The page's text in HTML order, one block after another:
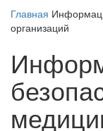
Главная
организаций